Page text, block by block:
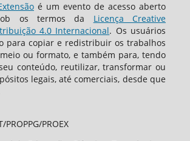
é um evento de acesso aberto
os termos da Licença Creative
4.0 Internacional. Os usuários
para copiar e redistribuir os trabalhos
ou formato, e também para, tendo
conteúdo, reutilizar, transformar ou
legais, até comerciais, desde que
PROEX